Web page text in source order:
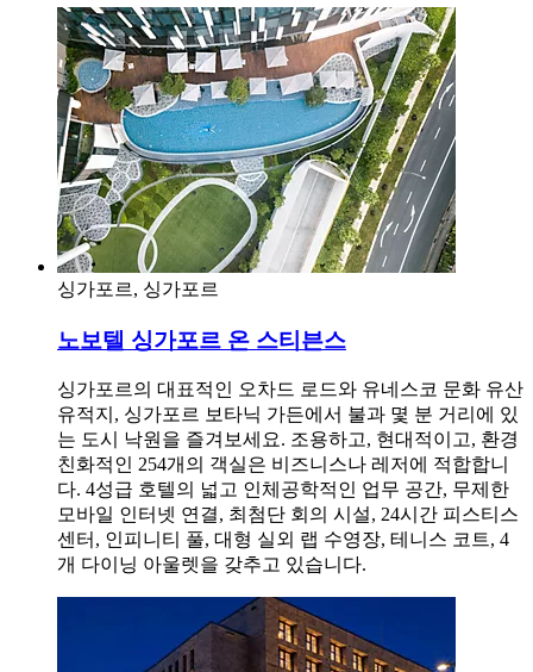
싱가포르, 싱가포르
노보텔 싱가포르 온 스티븐스
싱가포르의 대표적인 오차드 로드와 유네스코 문화 유산
유적지, 싱가포르 보타닉 가든에서 불과 몇 분 거리에 있
는 도시 낙원을 즐겨보세요. 조용하고, 현대적이고, 환경
친화적인 254개의 객실은 비즈니스나 레저에 적합합니
다. 4성급 호텔의 넓고 인체공학적인 업무 공간, 무제한
모바일 인터넷 연결, 최첨단 회의 시설, 24시간 피스티스
센터, 인피니티 풀, 대형 실외 랩 수영장, 테니스 코트, 4
개 다이닝 아울렛을 갖추고 있습니다.